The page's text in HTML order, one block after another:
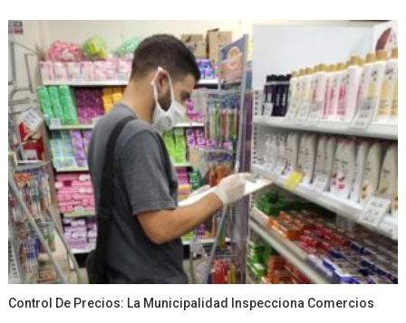
Control De Precios: La Municipalidad Inspecciona Comercios